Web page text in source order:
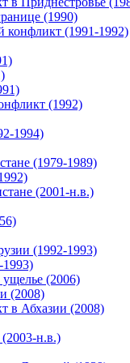
(1990)
(1991-1992)
(1992)
1994)
(1979-1989)
(2001-н.в.)
(1992-1993)
(2006)
(2008)
в Абхазии (2008)
н.в.)